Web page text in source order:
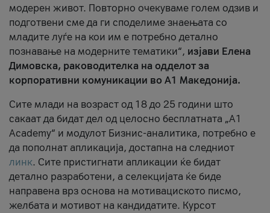
модерен живот. Повторно очекуваме голем одзив и
подготвени сме да ги споделиме знаењата со
младите луѓе на кои им е потребно детално
познавање на модерните тематики“, изјави Елена
Димовска, раководителка на одделот за
корпоративни комуникации во А1 Македонија.
Сите млади на возраст од 18 до 25 години што
сакаат да бидат дел од целосно бесплатната „A1
Academy“ и модулот Бизнис-аналитика, потребно е
да пополнат апликација, достапна на следниот
линк. Сите пристигнати апликации ќе бидат
детално разработени, а селекцијата ќе биде
направена врз основа на мотивациското писмо,
желбата и мотивот на кандидатите. Курсот